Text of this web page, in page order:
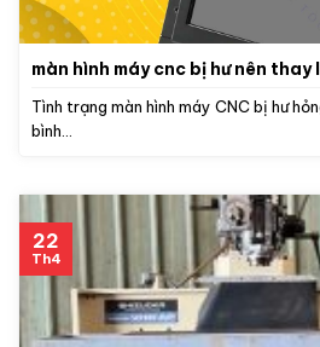
màn hình máy cnc bị hư nên
Tình trạng màn hình máy CNC bị hư
bình...
22
Th4